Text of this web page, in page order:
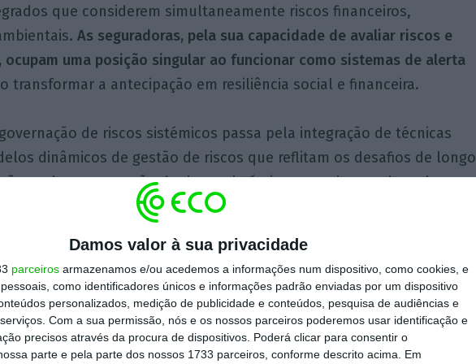
Damos valor à sua privacidade
parceiros armazenamos e/ou acedemos a informações num dispositivo, como cookies, e
como identificadores únicos e informações padrão enviadas por um dispositivo
personalizados, medição de publicidade e conteúdos, pesquisa de audiências e
Com a sua permissão, nós e os nossos parceiros poderemos usar identificação e
precisos através da procura de dispositivos. Poderá clicar para consentir o
parte e pela parte dos nossos 1733 parceiros, conforme descrito acima. Em
que considerem simultaneamente riscos financeiros,
As seguradoras, pela sua capacidade de avaliar riscos e
uma posição singular ao funcionar como sistemas de alerta
transformar a antecipação em resiliência social e financeira.
de riscos sistémicos passa pela integração de técnicas
dinâmicos de gestão de riscos que reflitam os desafios de longo
sobre governação de riscos sistémicos permitem redesenhar um
que seguradoras e instituições financeiras incorporem
sistémica envolve etapas estratégicas de reforço da abordagem
críticas entre setores e geografias, identificando